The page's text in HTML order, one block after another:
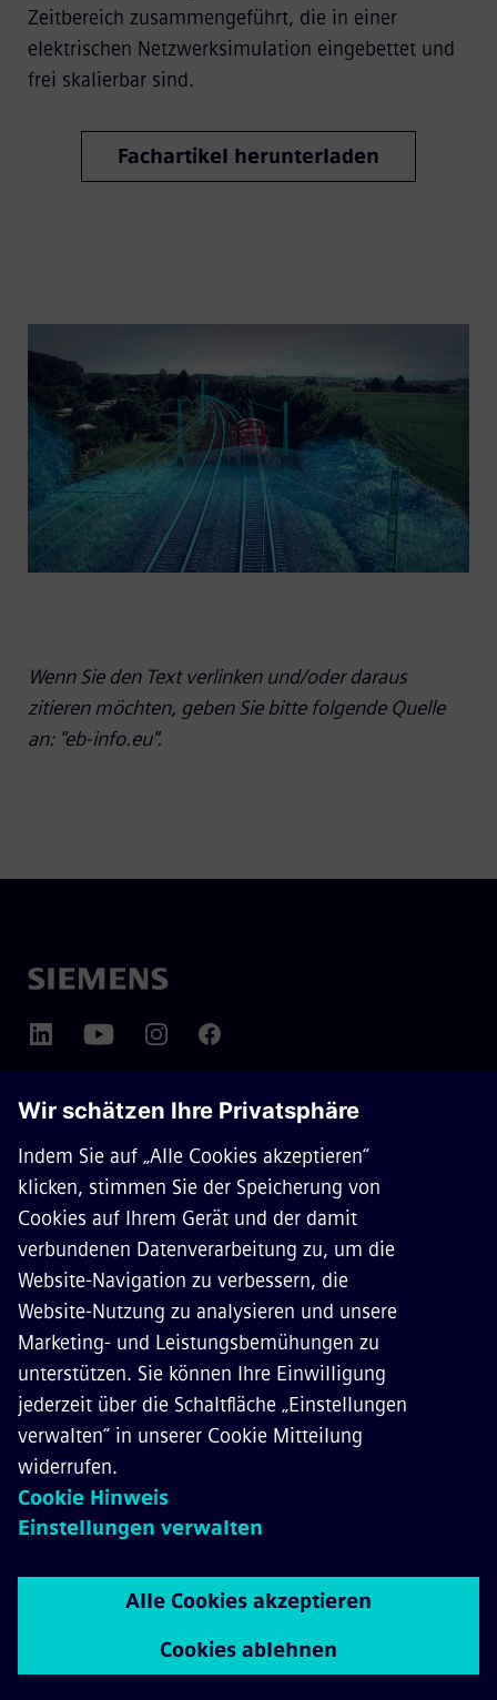
Zeitbereich zusammengeführt, die in einer
elektrischen Netzwerksimulation eingebettet und
frei skalierbar sind.
Fachartikel herunterladen
Wenn Sie den Text verlinken und/oder daraus
zitieren möchten, geben Sie bitte folgende Quelle
an: "eb-info.eu".
ÜBER SIEMENS MOBILITY
KONTAKT
KARRIERE
© Siemens Mobility2026
Datenschutz
Cookie Richtlinien
Digitales Zertifikat